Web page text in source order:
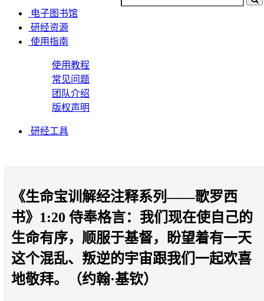
电子图书馆
研经资源
使用指南
使用教程
常见问题
团队介绍
版权声明
研经工具
《生命宝训解经注释系列——歌罗西
书》1:20 侍奉格言：我们现在使自己的
生命有序，顺服于基督，盼望着有一天
这个混乱、叛逆的宇宙跟我们一起欢喜
地敬拜。（约翰·基钦）